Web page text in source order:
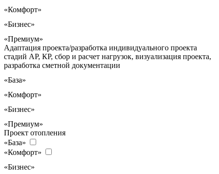
«Комфорт»
«Бизнес»
«Премиум»
Адаптация проекта/разработка индивидуального проекта
стадий АР, КР, сбор и расчет нагрузок, визуализация проекта,
разработка сметной документации
«База»
«Комфорт»
«Бизнес»
«Премиум»
Проект отопления
«База»
«Комфорт»
«Бизнес»